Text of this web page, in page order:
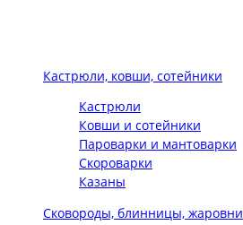
Кастрюли, ковши, сотейники
Кастрюли
Ковши и сотейники
Пароварки и мантоварки
Скороварки
Казаны
Сковороды, блинницы, жаровни